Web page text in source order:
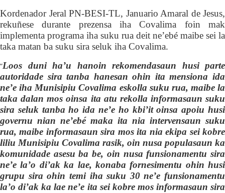
Kordenador Jeral PN-BESI-TL, Januario Amaral de Jesus,
rekuñese durante prezensa iha Covalima foin mak
implementa programa iha suku rua deit ne’ebé maibe sei la
taka matan ba suku sira seluk iha Covalima.
“Loos duni ha’u hanoin rekomendasaun husi parte
autoridade sira tanba hanesan ohin ita mensiona ida
ne’e iha Munisipiu Covalima eskolla suku rua, maibe la
taka dalan mos oinsa ita atu rekolla informasaun suku
sira seluk tanba ho ida ne’e ho kbi’it oinsa apoiu husi
governu nian ne’ebé maka ita nia intervensaun suku
rua, maibe informasaun sira mos ita nia ekipa sei kobre
liliu Munisipiu Covalima rasik, oin nusa populasaun ka
komunidade asesu ba be, oin nusa funsionamentu sira
ne’e la’o di’ak ka lae, konaba fornesimentu ohin husi
grupu sira ohin temi iha suku 30 ne’e funsionamentu
la’o di’ak ka lae ne’e ita sei kobre mos informasaun sira